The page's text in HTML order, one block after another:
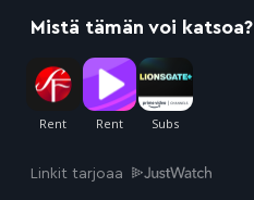
Mistä tämän voi katsoa?
Linkit tarjoaa